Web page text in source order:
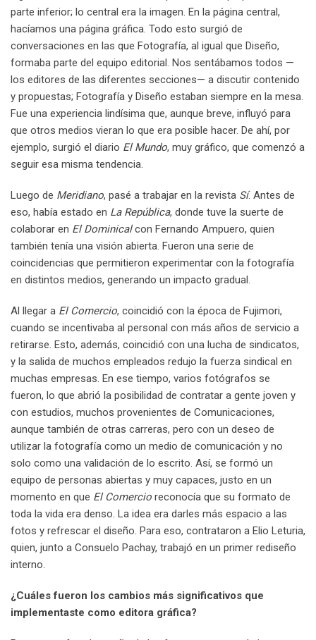
parte inferior; lo central era la imagen. En la página central,
hacíamos una página gráfica. Todo esto surgió de
conversaciones en las que Fotografía, al igual que Diseño,
formaba parte del equipo editorial. Nos sentábamos todos —
los editores de las diferentes secciones— a discutir contenido
y propuestas; Fotografía y Diseño estaban siempre en la mesa.
Fue una experiencia lindísima que, aunque breve, influyó para
que otros medios vieran lo que era posible hacer. De ahí, por
ejemplo, surgió el diario El Mundo, muy gráfico, que comenzó a
seguir esa misma tendencia.
Luego de Meridiano, pasé a trabajar en la revista Sí. Antes de
eso, había estado en La República, donde tuve la suerte de
colaborar en El Dominicalcon Fernando Ampuero, quien
también tenía una visión abierta. Fueron una serie de
coincidencias que permitieron experimentar con la fotografía
en distintos medios, generando un impacto gradual.
Al llegar a El Comercio, coincidió con la época de Fujimori,
cuando se incentivaba al personal con más años de servicio a
retirarse. Esto, además, coincidió con una lucha de sindicatos,
y la salida de muchos empleados redujo la fuerza sindical en
muchas empresas. En ese tiempo, varios fotógrafos se
fueron, lo que abrió la posibilidad de contratar a gente joven y
con estudios, muchos provenientes de Comunicaciones,
aunque también de otras carreras, pero con un deseo de
utilizar la fotografía como un medio de comunicación y no
solo como una validación de lo escrito. Así, se formó un
equipo de personas abiertas y muy capaces, justo en un
momento en que El Comercio reconocía que su formato de
toda la vida era denso. La idea era darles más espacio a las
fotos y refrescar el diseño. Para eso, contrataron a Elio Leturia,
quien, junto a Consuelo Pachay, trabajó en un primer rediseño
interno.
¿Cuáles fueron los cambios más significativos que
implementaste como editora gráfica?